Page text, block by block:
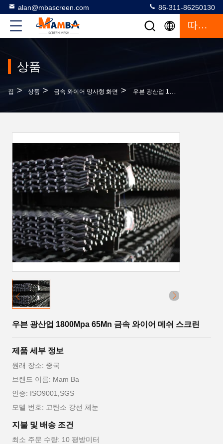
alan@mbascreen.com 86-311-86250130
따옴표
상품
집 > 상품 > 금속 와이어 망사형 화면 > 우븐 광산업 1800Mpa 65Mn 금속 와이어 메쉬 스크린
우븐 광산업 1800Mpa 65Mn 금속 와이어 메쉬 스크린
제품 세부 정보
원래 장소: 중국
브랜드 이름: Mam Ba
인증: ISO9001,SGS
모델 번호: 고탄소 강선 체눈
지불 및 배송 조건
최소 주문 수량: 10 평방미터